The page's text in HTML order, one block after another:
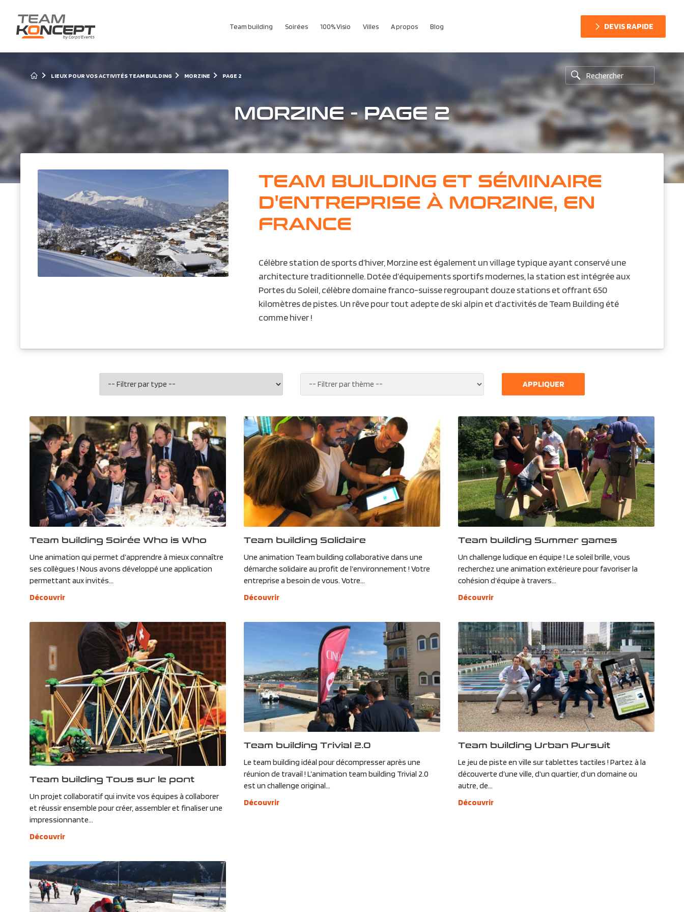
Team building Soirées 100% Visio Villes A propos Blog DEVIS RAPIDE
LIEUX POUR VOS ACTIVITÉS TEAM BUILDING MORZINE PAGE 2
MORZINE - PAGE 2
TEAM BUILDING ET SÉMINAIRE
D'ENTREPRISE À MORZINE, EN
FRANCE
Célèbre station de sports d’hiver, Morzine est également un village typique ayant conservé une
architecture traditionnelle. Dotée d’équipements sportifs modernes, la station est intégrée aux
Portes du Soleil, célèbre domaine franco-suisse regroupant douze stations et offrant 650
kilomètres de pistes. Un rêve pour tout adepte de ski alpin et d’activités de Team Building été
comme hiver !
APPLIQUER
Team building Soirée Who is Who
Une animation qui permet d’apprendre à mieux connaître
ses collègues ! Nous avons développé une application
permettant aux invités...
Découvrir
Team building Solidaire
Une animation Team building collaborative dans une
démarche solidaire au profit de l’environnement ! Votre
entreprise a besoin de vous. Votre...
Découvrir
Team building Summer games
Un challenge ludique en équipe ! Le soleil brille, vous
recherchez une animation extérieure pour favoriser la
cohésion d’équipe à travers...
Découvrir
Team building Tous sur le pont
Un projet collaboratif qui invite vos équipes à collaborer
et réussir ensemble pour créer, assembler et finaliser une
impressionnante...
Découvrir
Team building Trivial 2.0
Le team building idéal pour décompresser après une
réunion de travail ! L’animation team building Trivial 2.0
est un challenge original...
Découvrir
Team building Urban Pursuit
Le jeu de piste en ville sur tablettes tactiles ! Partez à la
découverte d’une ville, d’un quartier, d’un domaine ou
autre, de...
Découvrir